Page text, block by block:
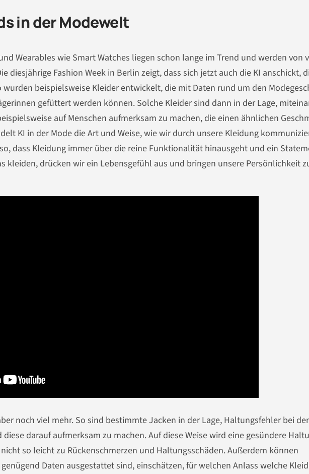
in der Modewelt
Wearables wie Smart Watches liegen schon lange im Trend und werden von
diesjährige Fashion Week in Berlin zeigt, dass sich jetzt auch die KI anschickt,
wurden beispielsweise Kleider entwickelt, die mit Daten rund um den
gefüttert werden können. Solche Kleider sind dann in der Lage,
auf Menschen aufmerksam zu machen, die einen ähnlichen
KI in der Mode die Art und Weise, wie wir durch unsere Kleidung
dass Kleidung immer über die reine Funktionalität hinausgeht und ein
kleiden, drücken wir ein Lebensgefühl aus und bringen unsere Persönlichkeit
noch viel mehr. So sind bestimmte Jacken in der Lage, Haltungsfehler bei
darauf aufmerksam zu machen. Auf diese Weise wird eine gesündere
so leicht zu Rückenschmerzen und Haltungsschäden. Außerdem können
Daten ausgestattet sind, einschätzen, für welchen Anlass welche